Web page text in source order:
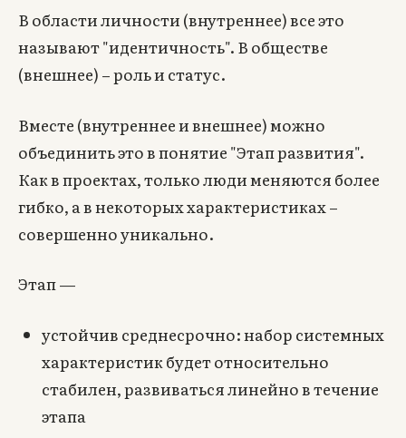
В области личности (внутреннее) все это
называют "идентичность". В обществе
(внешнее) – роль и статус.
Вместе (внутреннее и внешнее) можно
объединить это в понятие "Этап развития".
Как в проектах, только люди меняются более
гибко, а в некоторых характеристиках –
совершенно уникально.
Этап —
устойчив среднесрочно: набор системных
характеристик будет относительно
стабилен, развиваться линейно в течение
этапа